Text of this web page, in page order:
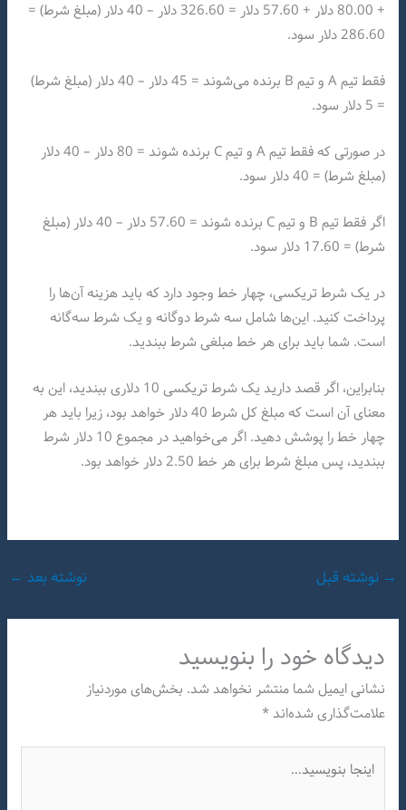
+ 80.00 دلار + 57.60 دلار = 326.60 دلار – 40 دلار (مبلغ شرط) =
286.60 دلار سود.
فقط تیم A و تیم B برنده می‌شوند = 45 دلار – 40 دلار (مبلغ شرط)
= 5 دلار سود.
در صورتی که فقط تیم A و تیم C برنده شوند = 80 دلار – 40 دلار
(مبلغ شرط) = 40 دلار سود.
اگر فقط تیم B و تیم C برنده شوند = 57.60 دلار – 40 دلار (مبلغ
شرط) = 17.60 دلار سود.
در یک شرط تریکسی، چهار خط وجود دارد که باید هزینه آن‌ها را
پرداخت کنید. این‌ها شامل سه شرط دوگانه و یک شرط سه‌گانه
است. شما باید برای هر خط مبلغی شرط ببندید.
بنابراین، اگر قصد دارید یک شرط تریکسی 10 دلاری ببندید، این به
معنای آن است که مبلغ کل شرط 40 دلار خواهد بود، زیرا باید هر
چهار خط را پوشش دهید. اگر می‌خواهید در مجموع 10 دلار شرط
ببندید، پس مبلغ شرط برای هر خط 2.50 دلار خواهد بود.
→ نوشته قبل نوشته بعد ←
دیدگاه‌ خود را بنویسید
نشانی ایمیل شما منتشر نخواهد شد. بخش‌های موردنیاز
علامت‌گذاری شده‌اند*
بنویسید…